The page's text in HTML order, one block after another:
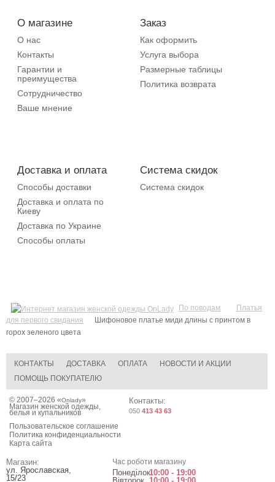
О магазине
О нас
Контакты
Гарантии и
преимущества
Сотрудничество
Ваше мнение
Заказ
Как оформить
Услуга выбора
Размерные таблицы
Политика возврата
Доставка и оплата
Способы доставки
Доставка и оплата по
Киеву
Доставка по Украине
Способы оплаты
Система скидок
Система скидок
По поводам
Платья
для первого свидания
Шифоновое платье миди длины с принтом в
горох зеленого цвета
КОНТАКТЫ ДОСТАВКА ОПЛАТА
НОВОСТИ И АКЦИИ
ПОМОЩЬ ПОКУПАТЕЛЮ
© 2007–2026 «Onlady»
Магазин женской одежды,
белья и купальников
Пользовательское соглашение
Политика конфиденциальности
Карта сайта
Контакты:
050 413 43 63
Магазин:
ул. Ярославская,
15/23
Час роботи магазину
Понеділок10:00 - 19:00